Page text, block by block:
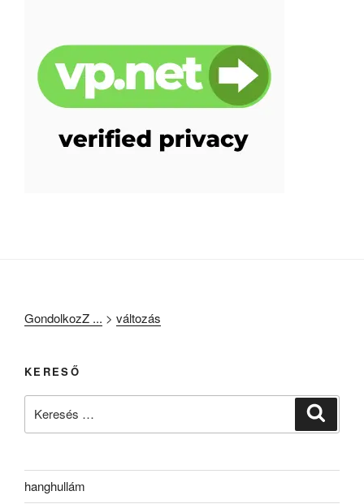
GondolkozZ ... > változás
KERESŐ
hanghullám